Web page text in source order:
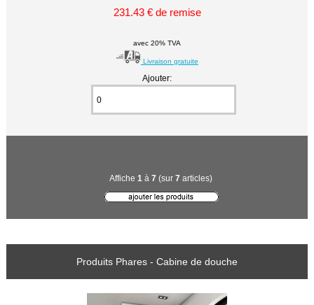
231.43 € de remise
avec 20% TVA
Livraison gratuite
Ajouter:
Affiche 1 à 7 (sur 7 articles)
Produits Phares - Cabine de douche